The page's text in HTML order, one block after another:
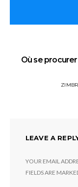
Où se
LEAVE A
YOUR EMAIL
FIELDS ARE